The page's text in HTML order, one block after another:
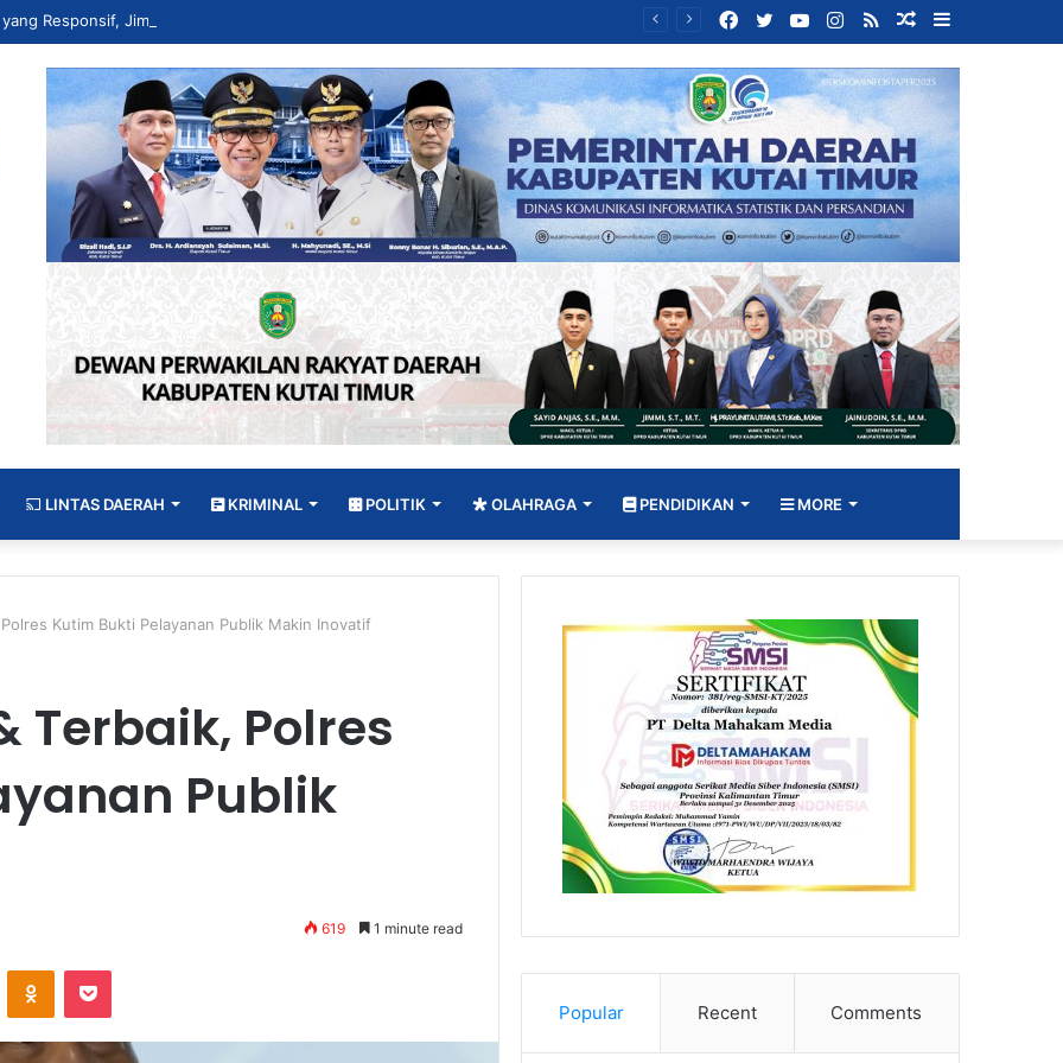
Random
Article
RSS
Instagram
YouTube
Twitter
Facebook
LINTAS DAERAH KRIMINAL POLITIK OLAHRAGA PENDIDIKAN MORE
Kutim Bukti Pelayanan Publik Makin Inovatif
Terbaik, Polres
Publik
619 1 minute read
Popular Recent Comments